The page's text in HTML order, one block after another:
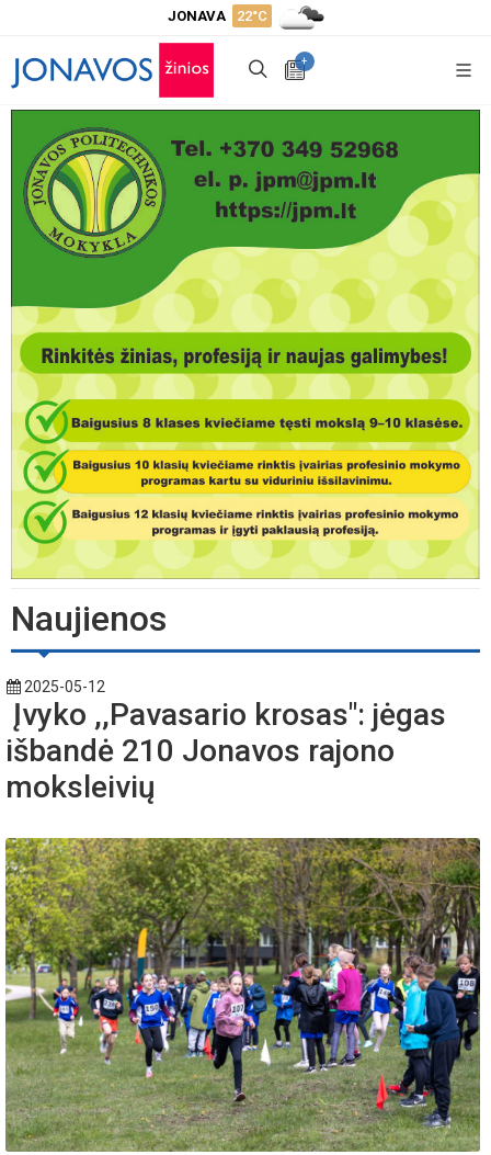
JONAVA 22°C
+
Naujienos
2025-05-12
Įvyko ,,Pavasario krosas": jėgas
išbandė 210 Jonavos rajono
moksleivių